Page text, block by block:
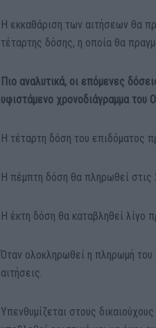
Η εκκαθάριση των αιτήσεων θα
τέταρτης δόσης, η οποία θα
Πιο αναλυτικά, οι επόμενες
υφιστάμενο χρονοδιάγραμμα του
Η τέταρτη δόση του επιδόματος
Η πέμπτη δόση θα πληρωθεί στις
Η έκτη δόση θα καταβληθεί λίγο
Όταν ολοκληρωθεί η πληρωμή του
αιτήσεις.
Υπενθυμίζεται στους